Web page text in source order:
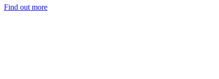
Find out more